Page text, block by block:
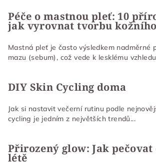
Péče o mastnou pleť: 10
jak vyrovnat tvorbu kožního
Mastná pleť je často výsledkem nadměrné
mazu (sebum), což vede k lesklému
DIY Skin Cycling doma
Jak si nastavit večerní rutinu podle
cycling je jedním z největších trendů...
Přirozený glow: Jak pečovat
létě